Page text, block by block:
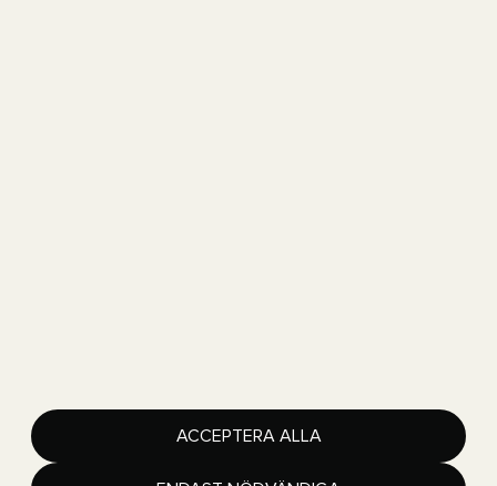
ACCEPTERA ALLA
Got Event är en del av Göteborgs Stad
Lediga jobb
Integritetspolicy
Tillgänglighetsredogörelse